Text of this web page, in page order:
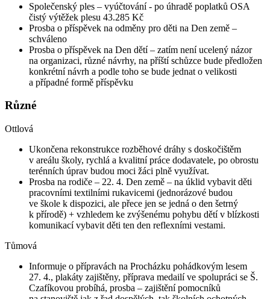
Společenský ples – vyúčtování - po úhradě poplatků OSA
čistý výtěžek plesu 43.285 Kč
Prosba o příspěvek na odměny pro děti na Den země –
schváleno
Prosba o příspěvek na Den dětí – zatím není ucelený názor
na organizaci, různé návrhy, na příští schůzce bude předložen
konkrétní návrh a podle toho se bude jednat o velikosti
a případné formě příspěvku
Různé
Ottlová
Ukončena rekonstrukce rozběhové dráhy s doskočištěm
v areálu školy, rychlá a kvalitní práce dodavatele, po obrostu
terénních úprav budou moci žáci plně využívat.
Prosba na rodiče – 22. 4. Den země – na úklid vybavit děti
pracovními textilními rukavicemi (jednorázové budou
ve škole k dispozici, ale přece jen se jedná o den šetrný
k přírodě) + vzhledem ke zvýšenému pohybu dětí v blízkosti
komunikací vybavit děti ten den reflexními vestami.
Tůmová
Informuje o přípravách na Procházku pohádkovým lesem
27. 4., plakáty zajištěny, příprava medailí ve spolupráci se Š.
Czafíkovou probíhá, prosba – zajištění pomocníků